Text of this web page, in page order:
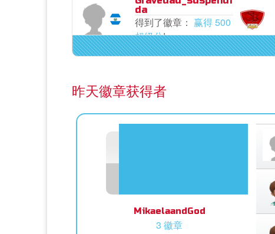
da
得到了徽章： 赢得 500
超级分!
3 小时 之前。
da
得到了徽章：
超级分!
3 小时 之前。
昨天徽章获得者
MikaelaandGod
3 徽章